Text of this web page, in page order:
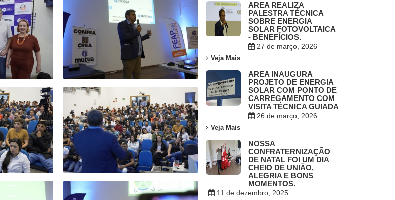
AREA REALIZA
PALESTRA TÉCNICA
SOBRE ENERGIA
SOLAR FOTOVOLTAICA
- BENEFÍCIOS.
27 de março, 2026
Veja Mais
AREA INAUGURA
PROJETO DE ENERGIA
SOLAR COM PONTO DE
CARREGAMENTO COM
VISITA TÉCNICA GUIADA
26 de março, 2026
Veja Mais
NOSSA
CONFRATERNIZAÇÃO
DE NATAL FOI UM DIA
CHEIO DE UNIÃO,
ALEGRIA E BONS
MOMENTOS.
11 de dezembro, 2025